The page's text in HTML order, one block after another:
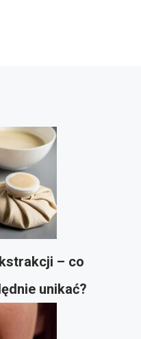
– co
unikać?